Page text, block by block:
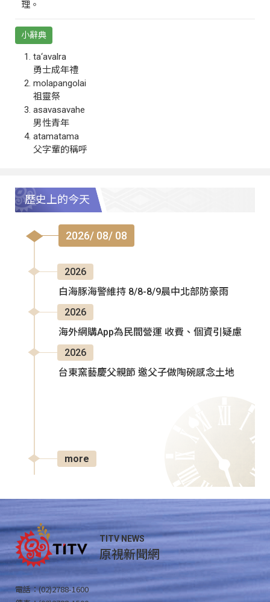
理。
小辭典
ta‘avalra
勇士成年禮
molapangolai
祖靈祭
asavasavahe
男性青年
atamatama
父字輩的稱呼
歷史上的今天
2026/ 08/ 08
2026
白海豚海警維持 8/8-8/9晨中北部防豪雨
2026
海外網購App為民間營運 收費、個資引疑慮
2026
台東窯藝慶父親節 邀父子做陶碗感念土地
more
TITV NEWS
原視新聞網
電話：(02)2788-1600